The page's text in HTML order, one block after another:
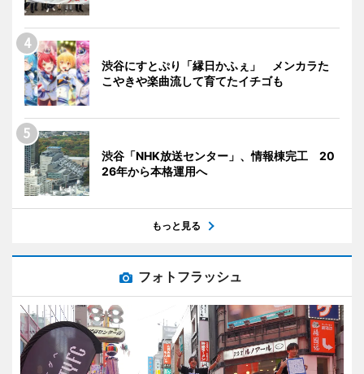
渋谷にすとぷり「縁日かふぇ」 メンカラた
こやきや楽曲流して育てたイチゴも
渋谷「NHK放送センター」、情報棟完工 20
26年から本格運用へ
もっと見る
フォトフラッシュ